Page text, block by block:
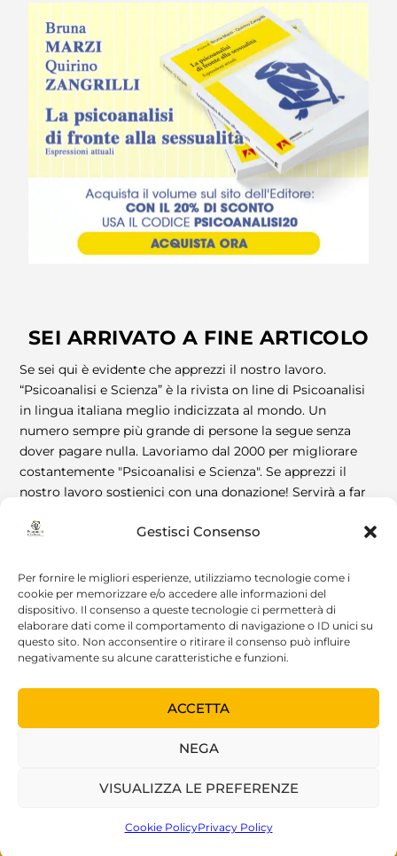
Gestisci Consenso
Per fornire le migliori esperienze, utilizziamo tecnologie come i
cookie per memorizzare e/o accedere alle informazioni del
dispositivo. Il consenso a queste tecnologie ci permetterà di
elaborare dati come il comportamento di navigazione o ID unici su
questo sito. Non acconsentire o ritirare il consenso può influire
negativamente su alcune caratteristiche e funzioni.
ACCETTA
NEGA
VISUALIZZA LE PREFERENZE
Cookie PolicyPrivacy Policy
SEI ARRIVATO A FINE ARTICOLO
Se sei qui è evidente che apprezzi il nostro lavoro.
“Psicoanalisi e Scienza” è la rivista on line di Psicoanalisi
in lingua italiana meglio indicizzata al mondo. Un
numero sempre più grande di persone la segue senza
dover pagare nulla. Lavoriamo dal 2000 per migliorare
costantemente "Psicoanalisi e Scienza". Se apprezzi il
nostro lavoro sostienici con una donazione! Servirà a far
DIVENTA SOSTENITORE